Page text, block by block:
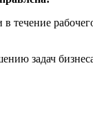
течение
задач